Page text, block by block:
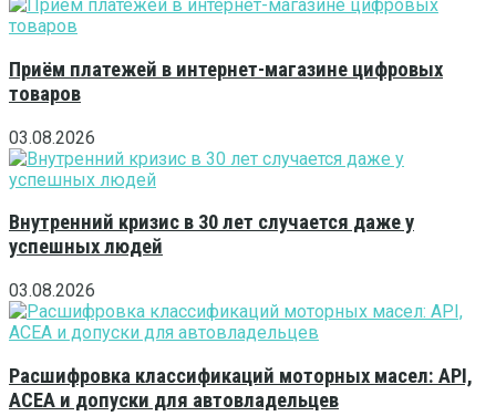
Приём платежей в интернет-магазине цифровых
товаров
03.08.2026
Внутренний кризис в 30 лет случается даже у
успешных людей
03.08.2026
Расшифровка классификаций моторных масел: API,
ACEA и допуски для автовладельцев